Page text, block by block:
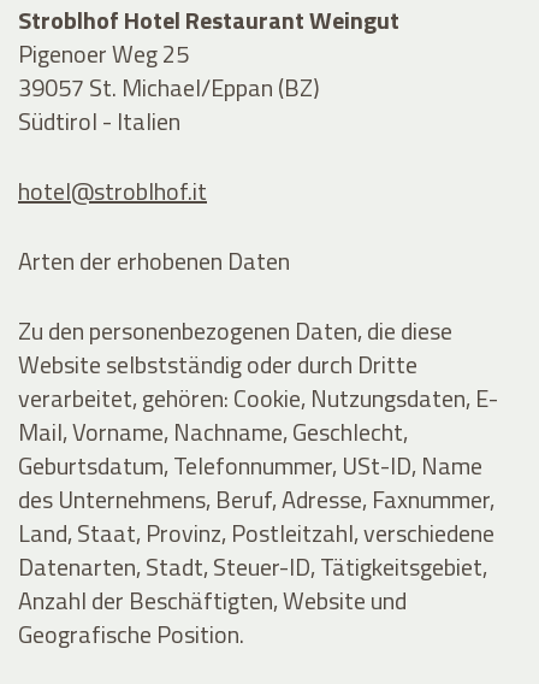
Stroblhof Hotel Restaurant Weingut
Pigenoer Weg 25
39057 St. Michael/Eppan (BZ)
Südtirol - Italien
hotel@stroblhof.it
Arten der erhobenen Daten
Zu den personenbezogenen Daten, die diese
Website selbstständig oder durch Dritte
verarbeitet, gehören: Cookie, Nutzungsdaten, E-
Mail, Vorname, Nachname, Geschlecht,
Geburtsdatum, Telefonnummer, USt-ID, Name
des Unternehmens, Beruf, Adresse, Faxnummer,
Land, Staat, Provinz, Postleitzahl, verschiedene
Datenarten, Stadt, Steuer-ID, Tätigkeitsgebiet,
Anzahl der Beschäftigten, Website und
Geografische Position.